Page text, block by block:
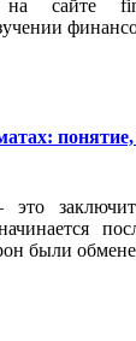
сайте
были